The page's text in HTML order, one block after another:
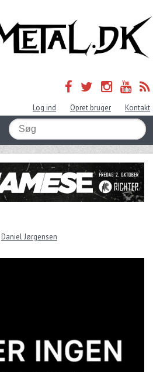
Log ind Opret bruger Kontakt
Daniel Jørgensen